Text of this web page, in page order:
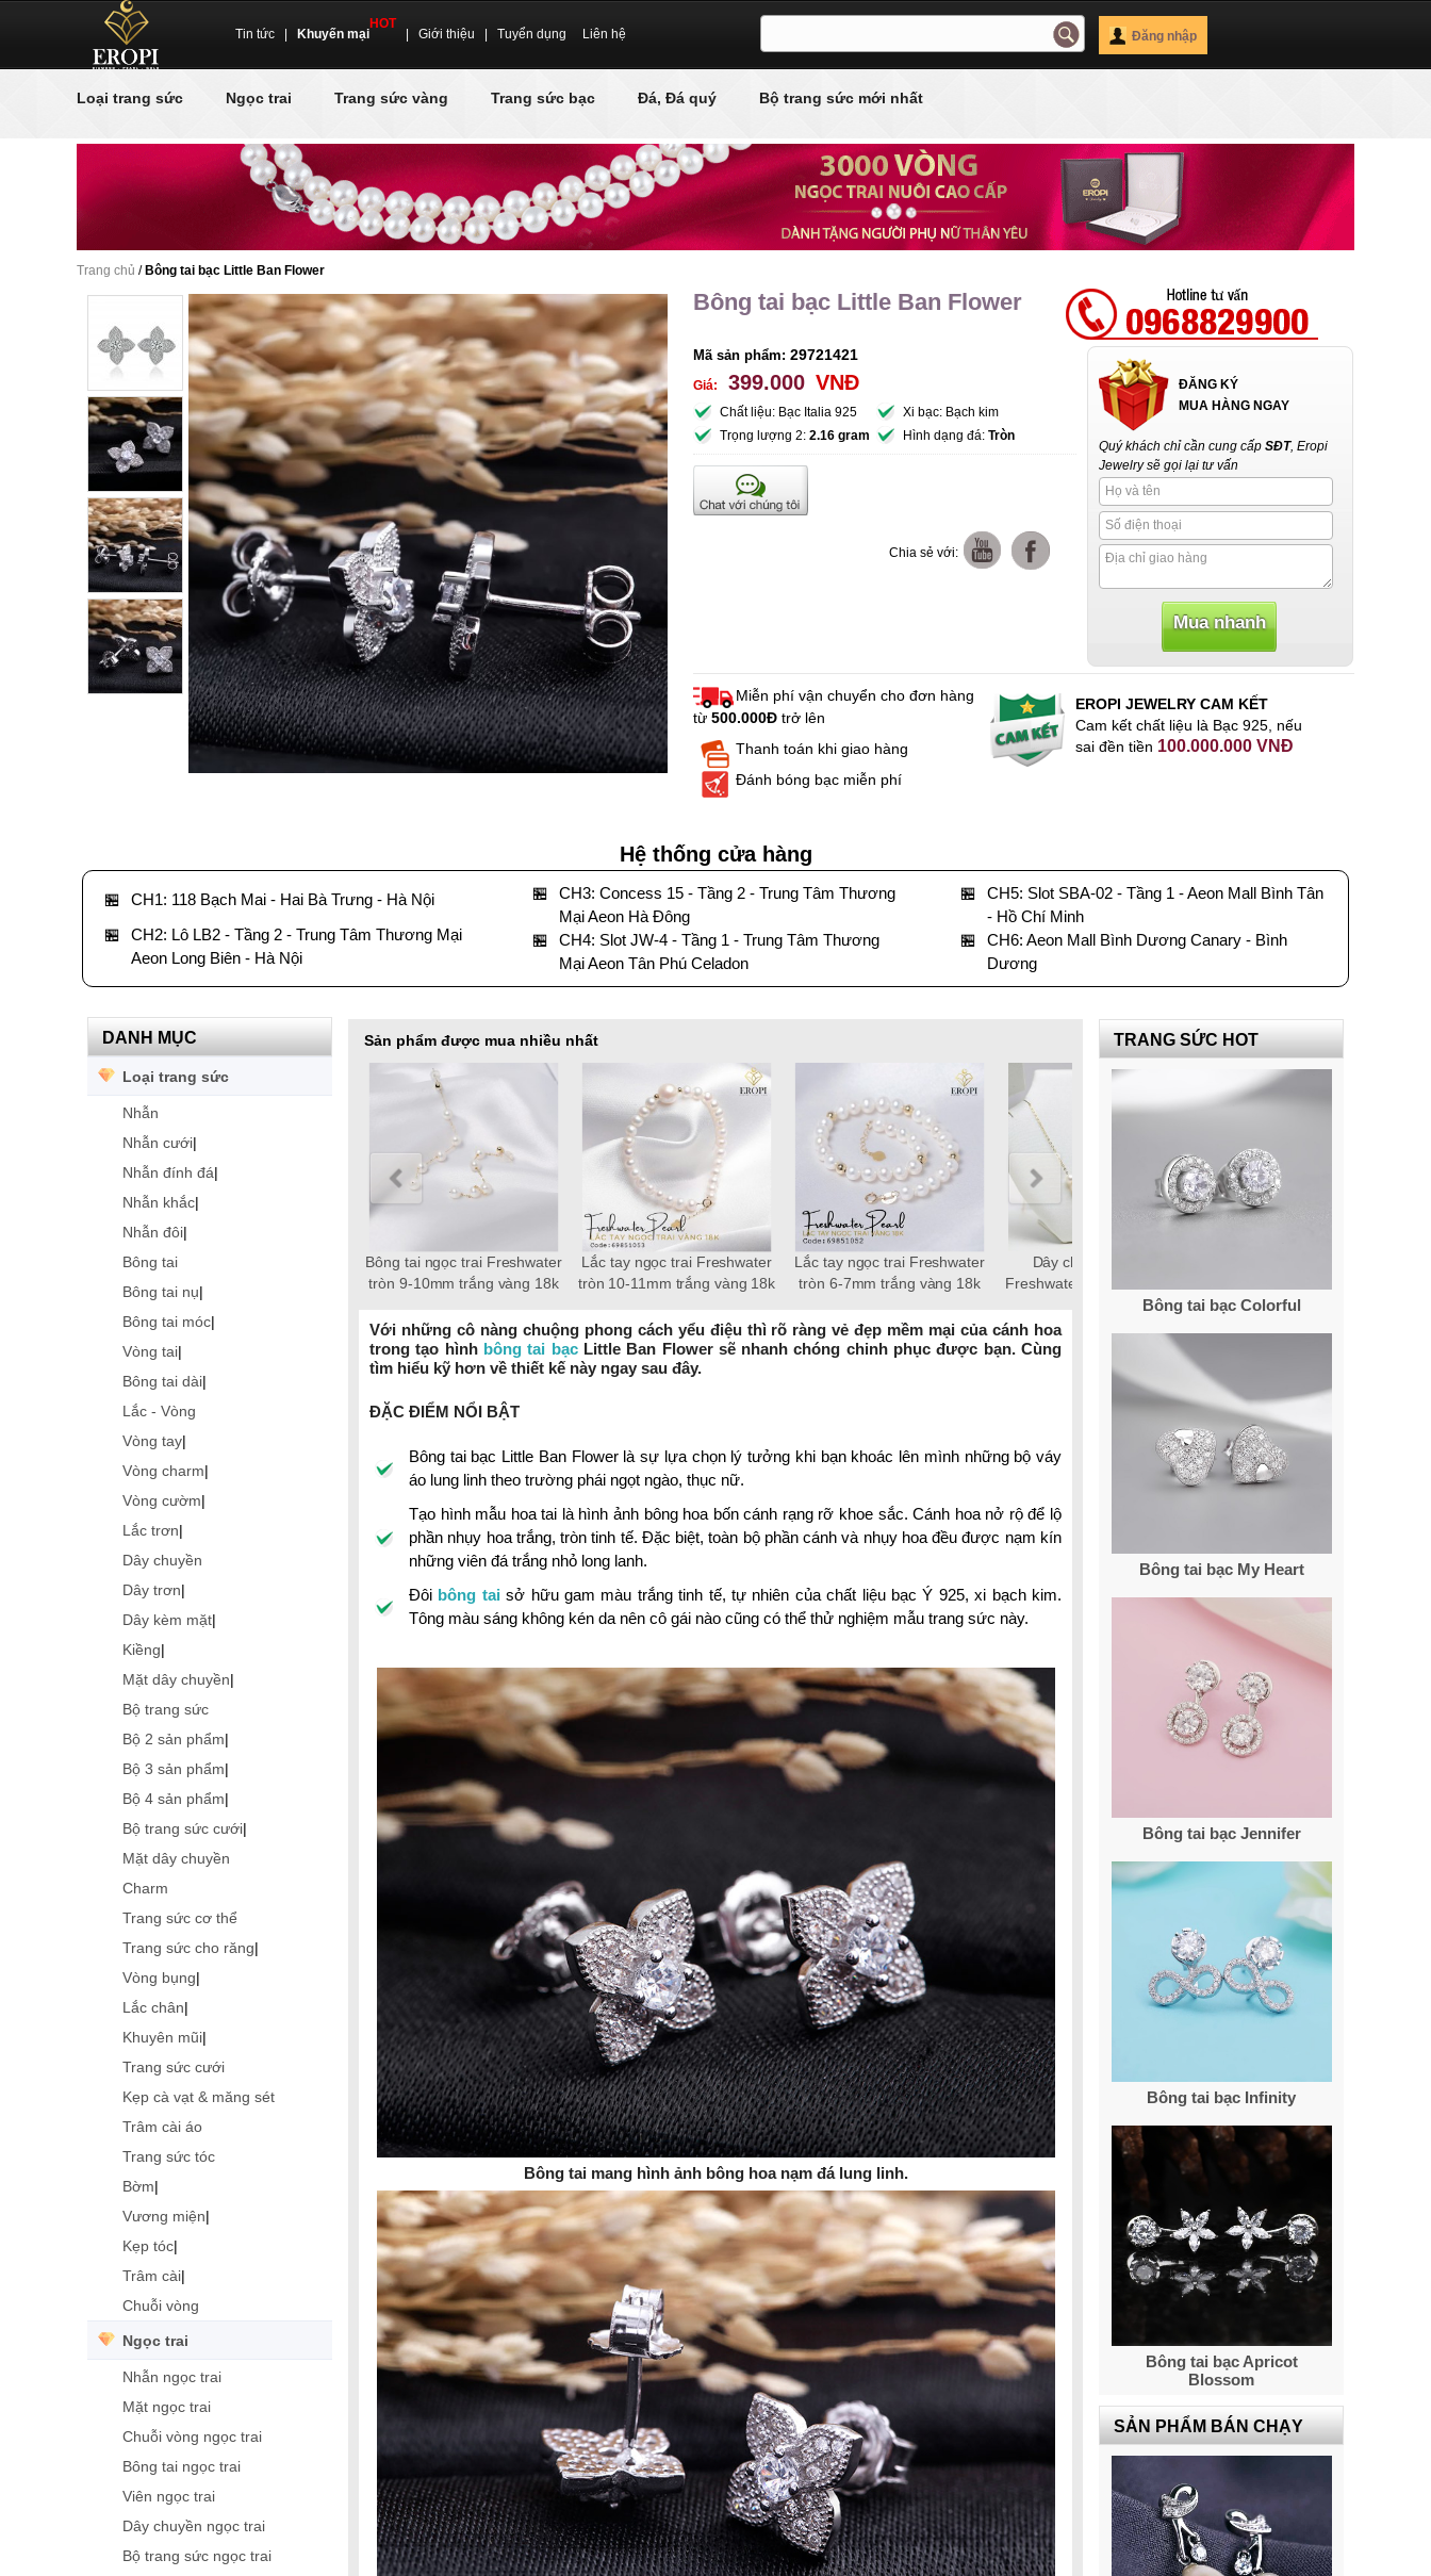
Tin tức Khuyến mại
HOT
Giới thiệu Tuyển dụng Liên hệ Đăng nhập
Loại trang sức Ngọc trai Trang sức vàng Trang sức bạc Đá, Đá quý Bộ trang sức mới nhất
Trang chủ / Bông tai bạc Little Ban Flower
Bông tai bạc Little Ban Flower
Mã sản phẩm: 29721421
Giá: 399.000 VNĐ
Chất liệu: Bạc Italia 925
Xi bạc: Bạch kim
Trọng lượng 2: 2.16 gram Hình dạng đá:Tròn
Chia sẻ với:
ĐĂNG KÝ
MUA HÀNG NGAY
Quý khách chỉ cần cung cấp SĐT, Eropi
Jewelry sẽ gọi lại tư vấn
Miễn phí vận chuyển cho đơn hàng
từ 500.000Đtrở lên
Thanh toán khi giao hàng
Đánh bóng bạc miễn phí
EROPI JEWELRY CAM KẾT
Cam kết chất liệu là Bạc 925, nếu
sai đền tiền 100.000.000 VNĐ
Hệ thống cửa hàng
🏪
CH1: 118 Bạch Mai - Hai Bà Trưng - Hà Nội
🏪
CH2: Lô LB2 - Tầng 2 - Trung Tâm Thương Mại
Aeon Long Biên - Hà Nội
🏪
CH3: Concess 15 - Tầng 2 - Trung Tâm Thương
Mại Aeon Hà Đông
🏪
CH4: Slot JW-4 - Tầng 1 - Trung Tâm Thương
Mại Aeon Tân Phú Celadon
🏪
CH5: Slot SBA-02 - Tầng 1 - Aeon Mall Bình Tân
- Hồ Chí Minh
🏪
CH6: Aeon Mall Bình Dương Canary - Bình
Dương
DANH MỤC
Loại trang sức
Nhẫn
Nhẫn cưới|
Nhẫn đính đá|
Nhẫn khắc|
Nhẫn đôi|
Bông tai
Bông tai nụ|
Bông tai móc|
Vòng tai|
Bông tai dài|
Lắc - Vòng
Vòng tay|
Vòng charm|
Vòng cườm|
Lắc trơn|
Dây chuyền
Dây trơn|
Dây kèm mặt|
Kiềng|
Mặt dây chuyền|
Bộ trang sức
Bộ 2 sản phẩm|
Bộ 3 sản phẩm|
Bộ 4 sản phẩm|
Bộ trang sức cưới|
Mặt dây chuyền
Charm
Trang sức cơ thể
Trang sức cho răng|
Vòng bụng|
Lắc chân|
Khuyên mũi|
Trang sức cưới
Kẹp cà vạt & măng sét
Trâm cài áo
Trang sức tóc
Bờm|
Vương miện|
Kẹp tóc|
Trâm cài|
Chuỗi vòng
Ngọc trai
Nhẫn ngọc trai
Mặt ngọc trai
Chuỗi vòng ngọc trai
Bông tai ngọc trai
Viên ngọc trai
Dây chuyền ngọc trai
Bộ trang sức ngọc trai
Sản phẩm được mua nhiều nhất
Bông tai ngọc trai Freshwater
tròn 9-10mm trắng vàng 18k
Lắc tay ngọc trai Freshwater
tròn 10-11mm trắng vàng 18k
Lắc tay ngọc trai Freshwater
tròn 6-7mm trắng vàng 18k
Freshwater tròn 6-7mm vàng
chuỗi ngọc trai Freshwater 18k,
ngọc trai tròn 3-4mm Elegance
Bông tai ngọc trai thật 8-9mm
patty
Lắc tay ngọc trai tròn 10-12mm
trắng
Chuỗi ngọc trai Freshwater
tròn 5-6mm trắng chốt bạc
S925 xi bạch kim gắn đá CZ
S925 xi bạch kim gắn đá CZ
Chuỗi ngọc trai Freshwater
tròn 9-10 mm trắng chốt bạc
Chuỗi ngọc trai Freshwater
tròn 8-9mm hồng chốt bạc
trắng 2 tầng
Với những cô nàng chuộng phong cách yểu điệu thì rõ ràng vẻ đẹp mềm mại của cánh hoa
trong tạo hình bông tai bạcLittle Ban Flower sẽ nhanh chóng chinh phục được bạn. Cùng
tìm hiểu kỹ hơn về thiết kế này ngay sau đây.
ĐẶC ĐIỂM NỔI BẬT
Bông tai bạc Little Ban Flower là sự lựa chọn lý tưởng khi bạn khoác lên mình những bộ váy
áo lung linh theo trường phái ngọt ngào, thục nữ.
Tạo hình mẫu hoa tai là hình ảnh bông hoa bốn cánh rạng rỡ khoe sắc. Cánh hoa nở rộ để lộ
phần nhụy hoa trắng, tròn tinh tế. Đặc biệt, toàn bộ phần cánh và nhụy hoa đều được nạm kín
những viên đá trắng nhỏ long lanh.
Đôi bông taisở hữu gam màu trắng tinh tế, tự nhiên của chất liệu bạc Ý 925, xi bạch kim.
Tông màu sáng không kén da nên cô gái nào cũng có thể thử nghiệm mẫu trang sức này.
Bông tai mang hình ảnh bông hoa nạm đá lung linh.
TRANG SỨC HOT
Bông tai bạc Colorful
Bông tai bạc My Heart
Bông tai bạc Jennifer
Bông tai bạc Infinity
Bông tai bạc Apricot
Blossom
SẢN PHẨM BÁN CHẠY